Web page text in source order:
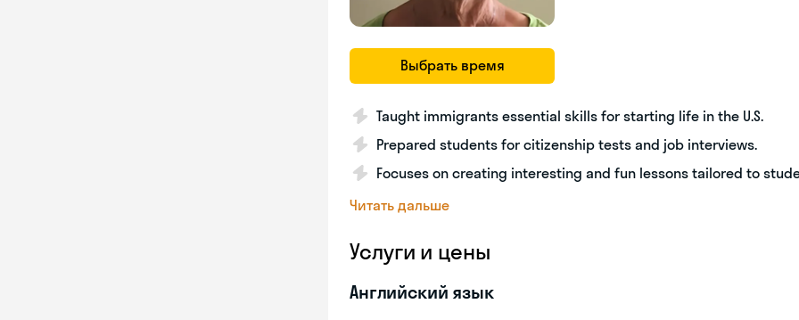
Выбрать время
Taught immigrants essential skills for starting life in the U.S.
Prepared students for citizenship tests and job interviews.
Focuses on creating interesting and fun lessons tailored to
Читать дальше
Услуги и цены
Английский язык